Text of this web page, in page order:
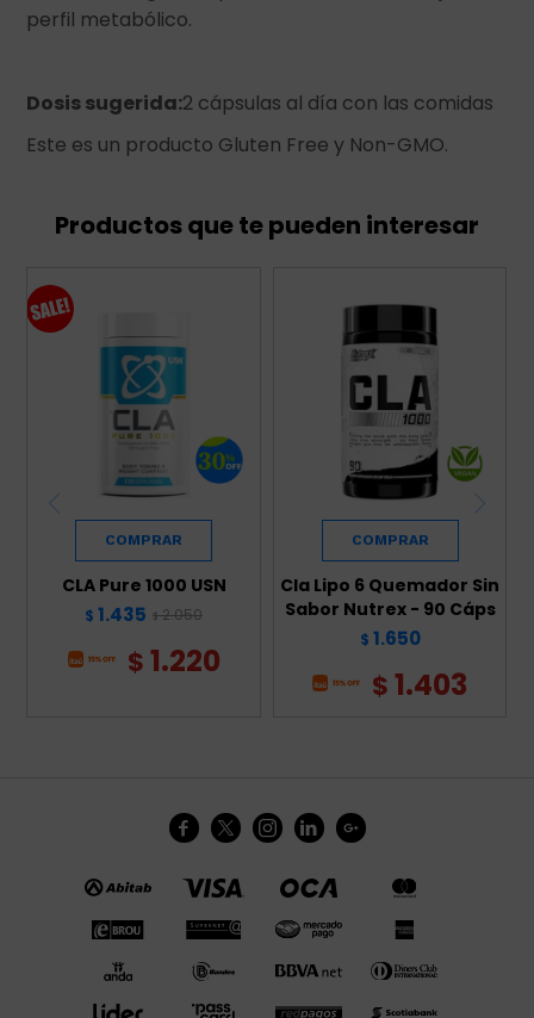
perfil metabólico.
Dosis sugerida:2 cápsulas al día con las comidas
Este es un producto Gluten Free y Non-GMO.
Productos que te pueden interesar
CLA Pure 1000 USN
$ 1.435 $ 2.050
$1.220
Cla Lipo 6 Quemador Sin
Sabor Nutrex - 90 Cáps
$ 1.650
$1.403
    